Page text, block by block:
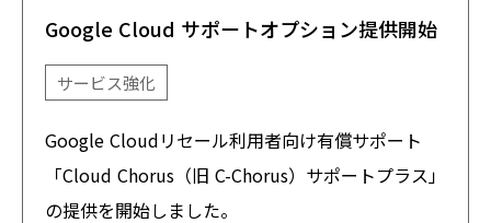
Google Cloud サポートオプション提供開始
サービス強化
Google Cloudリセール利用者向け有償サポート
「Cloud Chorus（旧 C-Chorus）サポートプラス」
の提供を開始しました。